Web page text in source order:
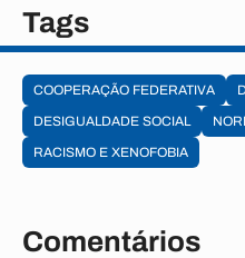
Tags
COOPERAÇÃO FEDERATIVA
DESIGUALDADE SOCIAL
RACISMO E XENOFOBIA
Comentários